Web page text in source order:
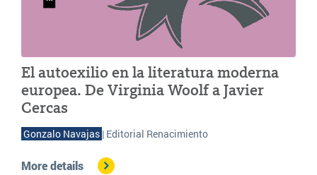
El autoexilio en la literatura moderna
europea. De Virginia Woolf a Javier
Cercas
Gonzalo Navajas | Editorial Renacimiento
More details